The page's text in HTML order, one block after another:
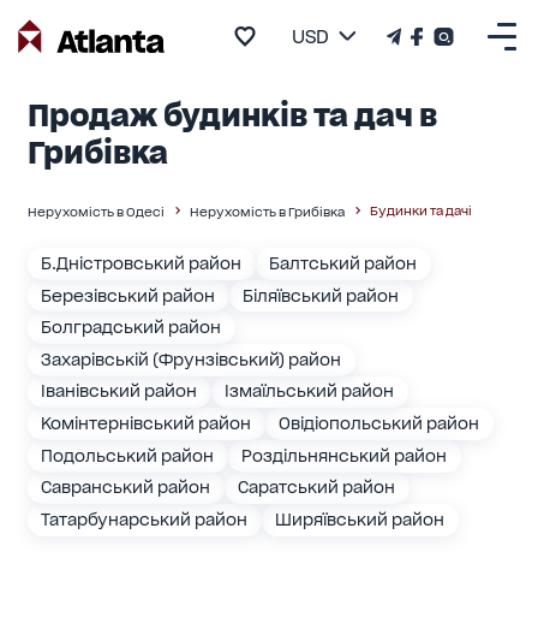
USD
Продаж будинків та дач в
Грибівка
Нерухомість в Одесі Нерухомість в Грибівка Будинки та дачі
Б.Дністровський район
Балтський район
Березівський район
Біляївський район
Болградський район
Захарівській (Фрунзівський) район
Іванівський район
Ізмаїльський район
Комінтернівський район
Овідіопольський район
Подольський район
Роздільнянський район
Савранський район
Саратський район
Татарбунарський район
Ширяївський район